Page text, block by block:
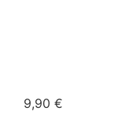
9,90 €